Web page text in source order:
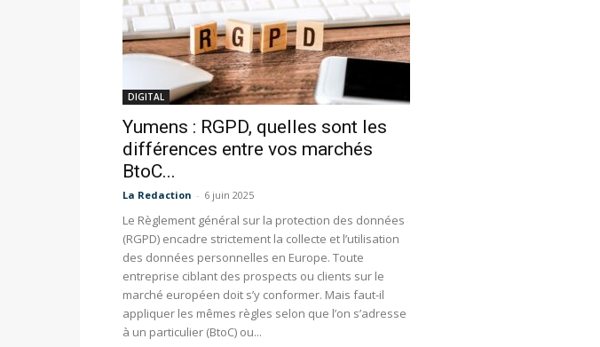
DIGITAL
Yumens : RGPD, quelles sont les
différences entre vos marchés
BtoC...
La Redaction - 6 juin 2025
Le Règlement général sur la protection des données
(RGPD) encadre strictement la collecte et l’utilisation
des données personnelles en Europe. Toute
entreprise ciblant des prospects ou clients sur le
marché européen doit s’y conformer. Mais faut-il
appliquer les mêmes règles selon que l’on s’adresse
à un particulier (BtoC) ou...